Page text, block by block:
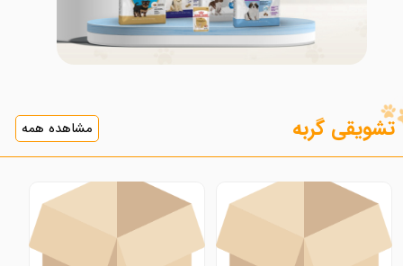
تشویقی گربه مشاهده همه